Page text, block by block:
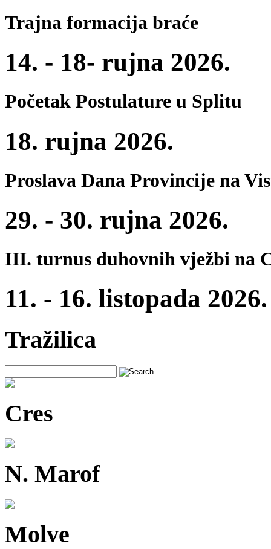
Trajna formacija braće
14. - 18- rujna 2026.
Početak Postulature u Splitu
18. rujna 2026.
Proslava Dana Provincije na
29. - 30. rujna 2026.
III. turnus duhovnih vježbi na
11. - 16. listopada 2026.
Tražilica
Cres
N. Marof
Molve